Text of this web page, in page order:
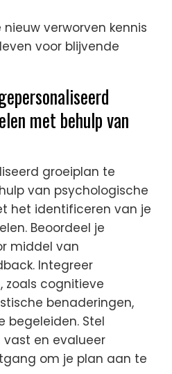
verworven kennis
voor blijvende
met behulp van
groeiplan te
van psychologische
het identificeren van je
Beoordeel je
middel van
Integreer
zoals cognitieve
benaderingen,
begeleiden. Stel
en evalueer
om je plan aan te